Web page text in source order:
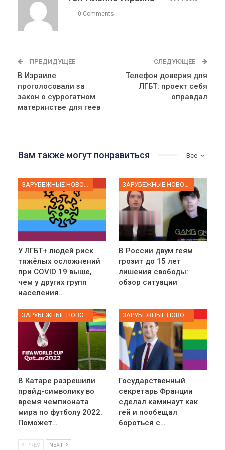
0 Comments
ПРЕДИДУЩЕЕ
В Израиле
проголосовали за
закон о суррогатном
материнстве для геев
СЛЕДУЮЩЕЕ
Телефон доверия для
ЛГБТ: проект себя
оправдал
Все
Вам также могут понравиться
ЗАРУБЕЖНЫЕ НОВОСТИ
У ЛГБТ+ людей риск
тяжёлых осложнений
при COVID 19 выше,
чем у других групп
населения…
ЗАРУБЕЖНЫЕ НОВОСТИ
В России двум геям
грозит до 15 лет
лишения свободы:
обзор ситуации
В Катаре разрешили
прайд-символику во
время чемпионата
мира по футболу 2022.
Поможет…
Государственный
секретарь Франции
сделал каминаут как
гей и пообещал
бороться с…
PREV NEXT